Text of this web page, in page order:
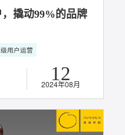
2024ADMEN国际大
用户口碑传播
2024年08月